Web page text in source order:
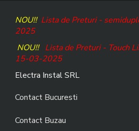
NOU!! Lista de Preturi -
2025
NOU!! Lista de Preturi - Touch
15-03-2025
Electra Instal SRL
Contact Bucuresti
Contact Buzau